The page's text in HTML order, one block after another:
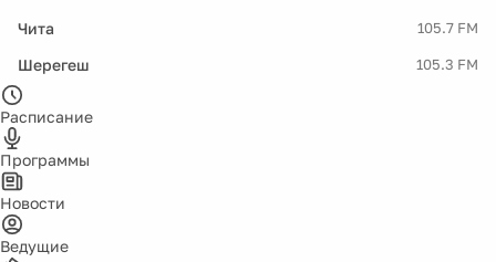
Чита 105.7 FM
Шерегеш 105.3 FM
Расписание
Программы
Новости
Ведущие